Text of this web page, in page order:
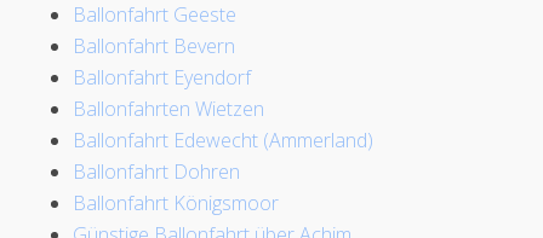
Ballonfahrt Geeste
Ballonfahrt Bevern
Ballonfahrt Eyendorf
Ballonfahrten Wietzen
Ballonfahrt Edewecht (Ammerland)
Ballonfahrt Dohren
Ballonfahrt Königsmoor